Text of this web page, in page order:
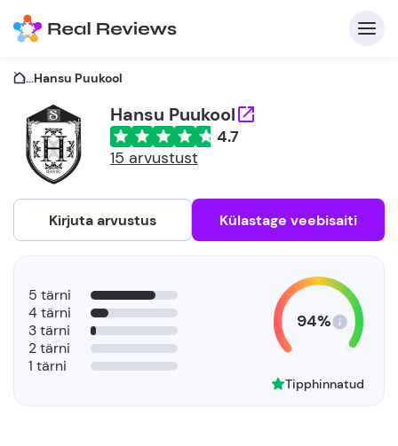
...Hansu Puukool
Hansu Puukool
4.7
15 arvustust
Kirjuta arvustus Külastage veebisaiti
5 tärni
4 tärni
3 tärni
2 tärni
1 tärni
94%
Tipphinnatud